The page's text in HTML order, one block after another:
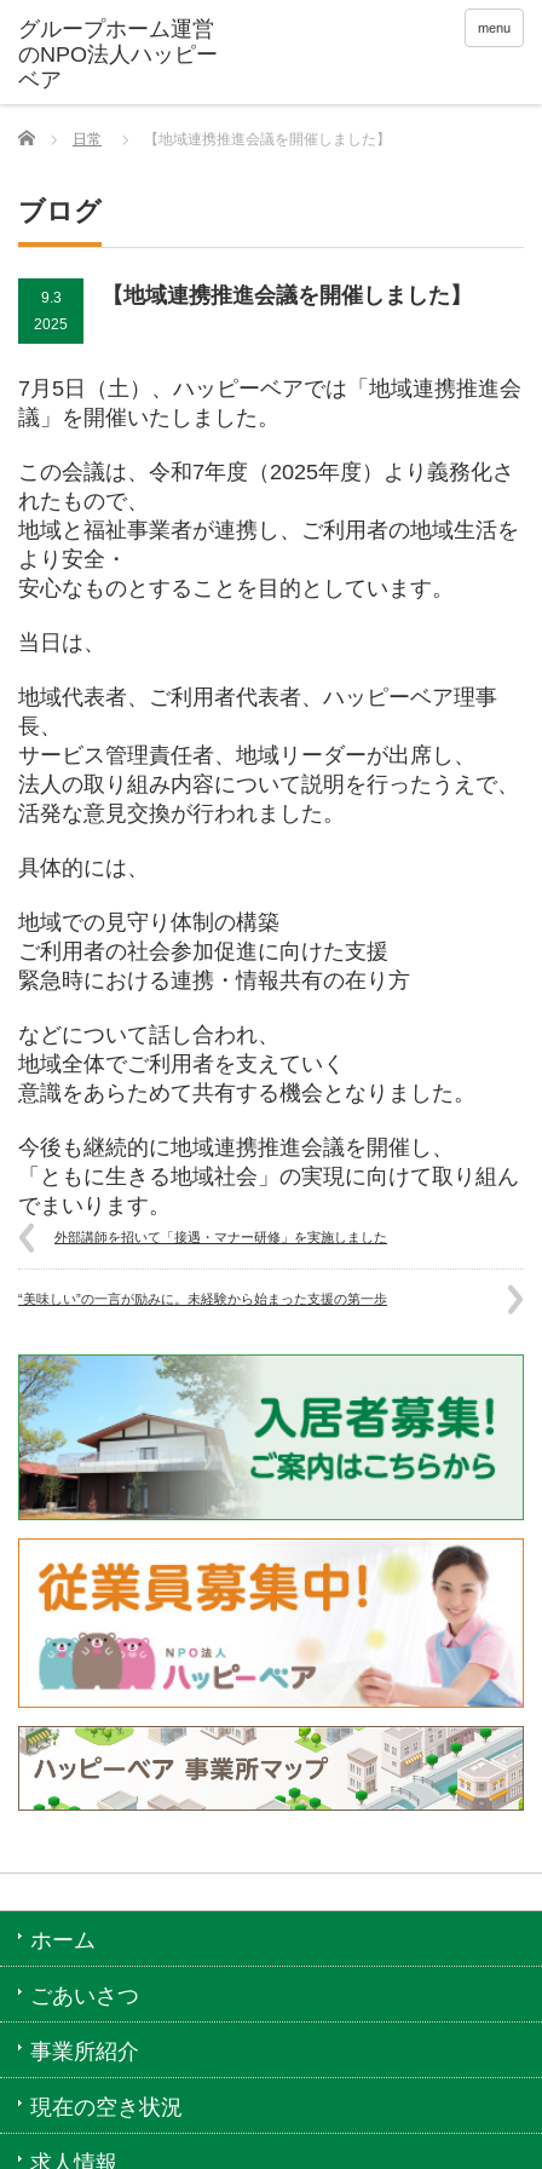
menu
Home 日常 【地域連携推進会議を開催しました】
ブログ
9.3
2025
【地域連携推進会議を開催しました】
7月5日（土）、ハッピーベアでは「地域連携推進会
議」を開催いたしました。
この会議は、令和7年度（2025年度）より義務化さ
れたもので、
地域と福祉事業者が連携し、ご利用者の地域生活を
より安全・
安心なものとすることを目的としています。
当日は、
地域代表者、ご利用者代表者、ハッピーベア理事
長、
サービス管理責任者、地域リーダーが出席し、
法人の取り組み内容について説明を行ったうえで、
活発な意見交換が行われました。
具体的には、
地域での見守り体制の構築
ご利用者の社会参加促進に向けた支援
緊急時における連携・情報共有の在り方
などについて話し合われ、
地域全体でご利用者を支えていく
意識をあらためて共有する機会となりました。
今後も継続的に地域連携推進会議を開催し、
「ともに生きる地域社会」の実現に向けて取り組ん
でまいります。
外部講師を招いて「接遇・マナー研修」を実施しました
“美味しい”の一言が励みに。未経験から始まった支援の第一歩
ホーム
ごあいさつ
事業所紹介
現在の空き状況
求人情報